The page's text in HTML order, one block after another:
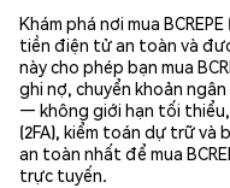
Khám phá nơi mua
tiền điện tử an toàn và
này cho phép bạn mua
ghi nợ, chuyển khoản
— không giới hạn tối
(2FA), kiểm toán dự trữ và
an toàn nhất để mua
trực tuyến.